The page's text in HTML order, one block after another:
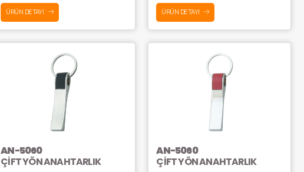
ÜRÜN DETAYI ÜRÜN DETAYI
AN-5060
ÇİFT YÖN ANAHTARLIK
AN-5060
ÇİFT YÖN ANAHTARLIK